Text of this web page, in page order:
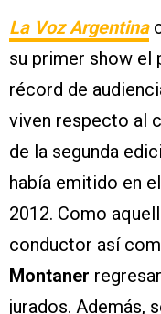
La Voz Argentina
su primer show el
récord de
viven respecto al
de la segunda
había emitido en
2012. Como
conductor así
Montaner
jurados. Además,